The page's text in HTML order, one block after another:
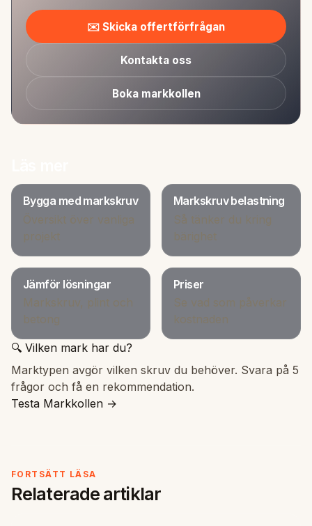
✉️ Skicka offertförfrågan
Kontakta oss
Boka markkollen
Bygga med markskruv
Översikt över vanliga
projekt
Markskruv belastning
Så tänker du kring
bärighet
Jämför lösningar
Markskruv, plint och
betong
Priser
Se vad som påverkar
kostnaden
🔍 Vilken mark har du?
Marktypen avgör vilken skruv du behöver. Svara på 5
frågor och få en rekommendation.
Testa Markkollen →
FORTSÄTT LÄSA
Relaterade artiklar